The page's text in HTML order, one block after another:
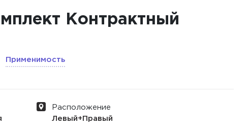
Контрактный
Применимость
Расположение
Левый+Правый